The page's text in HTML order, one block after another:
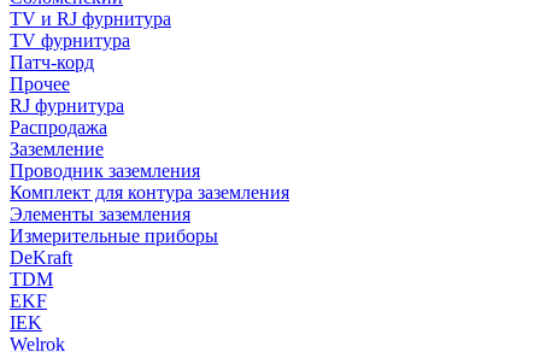
TV и RJ фурнитура
TV фурнитура
Патч-корд
Прочее
RJ фурнитура
Распродажа
Заземление
Проводник заземления
Комплект для контура заземления
Элементы заземления
Измерительные приборы
DeKraft
TDM
EKF
IEK
Welrok